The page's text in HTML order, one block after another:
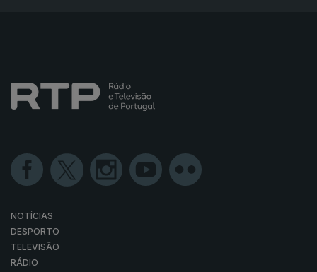
NOTÍCIAS
DESPORTO
TELEVISÃO
RÁDIO